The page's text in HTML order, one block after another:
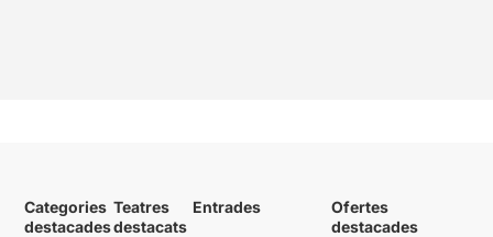
Categories
destacades
Teatres
destacats
Entrades
Ofertes
destacades